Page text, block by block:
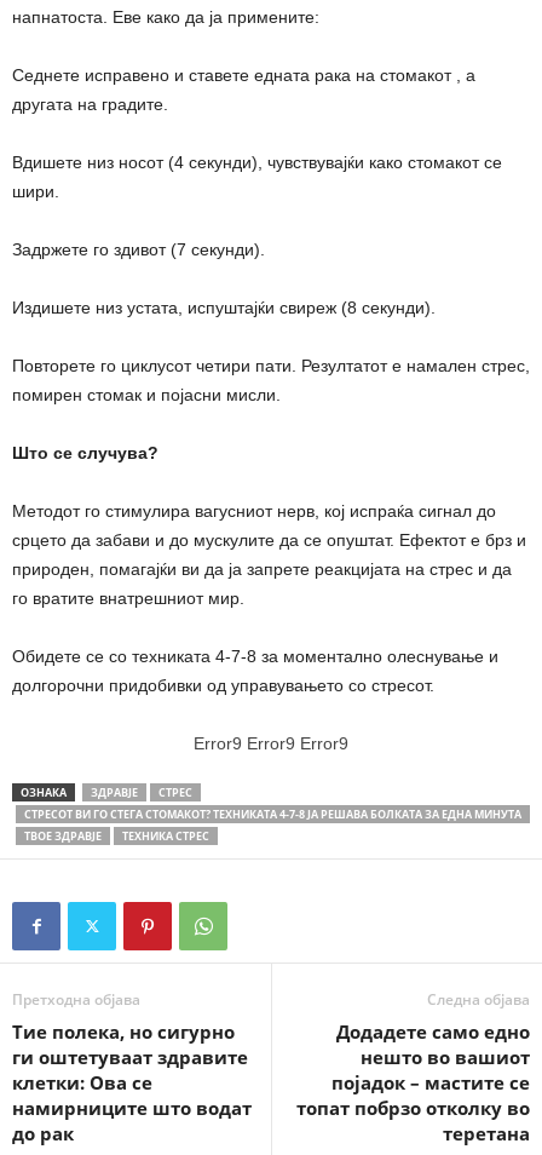
напнатоста. Еве како да ја примените:
Седнете исправено и ставете едната рака на стомакот , а
другата на градите.
Вдишете низ носот (4 секунди), чувствувајќи како стомакот се
шири.
Задржете го здивот (7 секунди).
Издишете низ устата, испуштајќи свиреж (8 секунди).
Повторете го циклусот четири пати. Резултатот е намален стрес,
помирен стомак и појасни мисли.
Што се случува?
Методот го стимулира вагусниот нерв, кој испраќа сигнал до
срцето да забави и до мускулите да се опуштат. Ефектот е брз и
природен, помагајќи ви да ја запрете реакцијата на стрес и да
го вратите внатрешниот мир.
Обидете се со техниката 4-7-8 за моментално олеснување и
долгорочни придобивки од управувањето со стресот.
Error9 Error9 Error9
ОЗНАКА ЗДРАВЈЕ
СТРЕС
СТРЕСОТ ВИ ГО СТЕГА СТОМАКОТ? ТЕХНИКАТА 4-7-8 ЈА РЕШАВА БОЛКАТА ЗА ЕДНА МИНУТА
ТВОЕ ЗДРАВЈЕ
ТЕХНИКА СТРЕС
Претходна објава
Тие полека, но сигурно
ги оштетуваат здравите
клетки: Ова се
намирниците што водат
до рак
Следна објава
Додадете само едно
нешто во вашиот
појадок – мастите се
топат побрзо отколку во
теретана